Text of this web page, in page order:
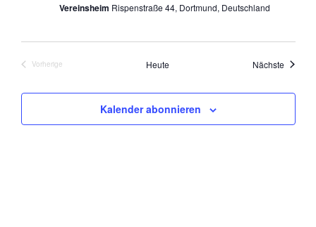
Vereinsheim Rispenstraße 44, Dortmund, Deutschland
Vorherige
Heute Nächste
Kalender abonnieren